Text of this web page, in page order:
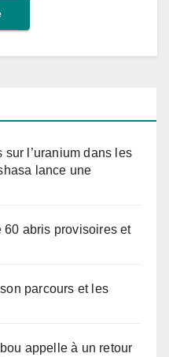
l’uranium dans les
lance une
60 abris provisoires et
parcours et les
appelle à un retour